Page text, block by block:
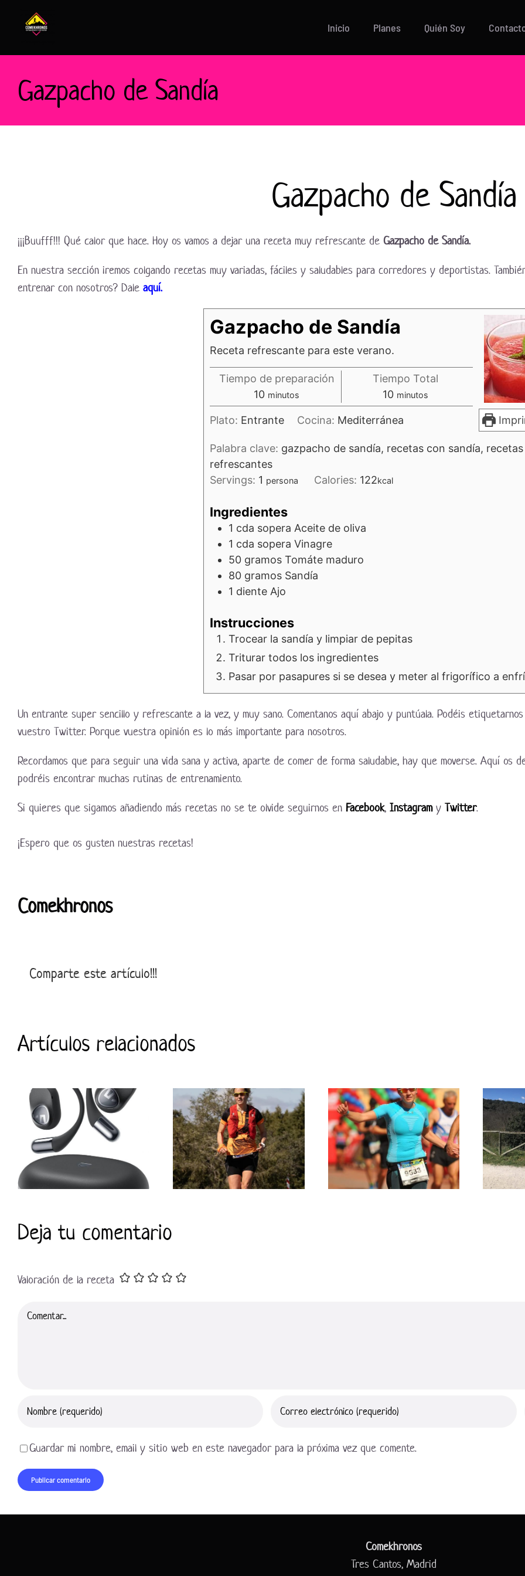
Inicio Planes Quién Soy
Gazpacho de Sandía
Gazpacho de Sandía
¡¡¡Buufff!!! Qué calor que hace. Hoy os vamos a dejar una receta muy refrescante de Gazpacho de Sandía.
En nuestra sección iremos colgando recetas muy variadas, fáciles y saludables para corredores y deportistas.
entrenar con nosotros? Dale aquí.
Gazpacho de Sandía
Receta refrescante para este verano.
Tiempo de preparación
10minutos
minutos
Tiempo Total
10minutos
minutos
Plato: Entrante Cocina: Mediterránea
Palabra clave: gazpacho de sandía, recetas con sandía, recetas
refrescantes
Servings: 1 persona Calories: 122kcal
Ingredientes
1 cda sopera Aceite de oliva
1 cda sopera Vinagre
50 gramos Tomáte maduro
80 gramos Sandía
1 diente Ajo
Instrucciones
Trocear la sandía y limpiar de pepitas
Triturar todos los ingredientes
Pasar por pasapures si se desea y meter al frigorífico a
Un entrante super sencillo y refrescante a la vez, y muy sano. Comentanos aquí abajo y puntúala. Podéis
vuestro Twitter. Porque vuestra opinión es lo más importante para nosotros.
Recordamos que para seguir una vida sana y activa, aparte de comer de forma saludable, hay que moverse. Aquí os
podréis encontrar muchas rutinas de entrenamiento.
Si quieres que sigamos añadiendo más recetas no se te olvide seguirnos en Facebook, Instagramy Twitter.
¡Espero que os gusten nuestras recetas!
Comekhronos
Comparte este artículo!!!
Artículos relacionados
Deja tu comentario
Valoración de la receta
Comentar
Guardar mi nombre, email y sitio web en este navegador para la próxima vez que comente.
Comekhronos
Tres Cantos, Madrid